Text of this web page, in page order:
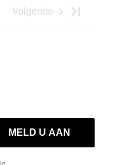
Volgende
MELD U AAN